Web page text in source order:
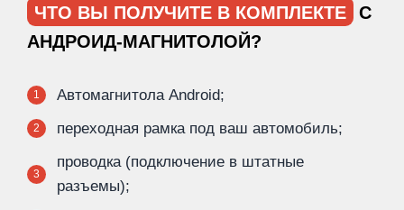
ЧТО ВЫ ПОЛУЧИТЕ В КОМПЛЕКТЕ
С
АНДРОИД-МАГНИТОЛОЙ?
1 Автомагнитола Android;
2 переходная рамка под ваш автомобиль;
3
проводка (подключение в штатные
разъемы);